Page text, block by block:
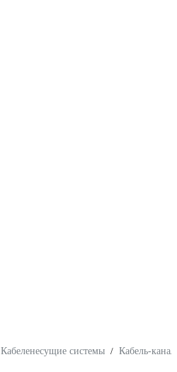
Кабеленесущие системы / Кабель-